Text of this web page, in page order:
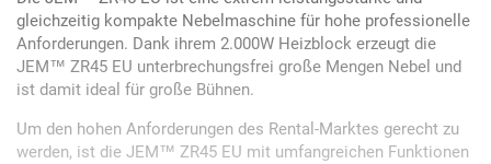
gleichzeitig kompakte Nebelmaschine für hohe professionelle
Anforderungen. Dank ihrem 2.000W Heizblock erzeugt die
JEM™ ZR45 EU unterbrechungsfrei große Mengen Nebel und
ist damit ideal für große Bühnen.
Um den hohen Anforderungen des Rental-Marktes gerecht zu
werden, ist die JEM™ ZR45 EU mit umfangreichen Funktionen